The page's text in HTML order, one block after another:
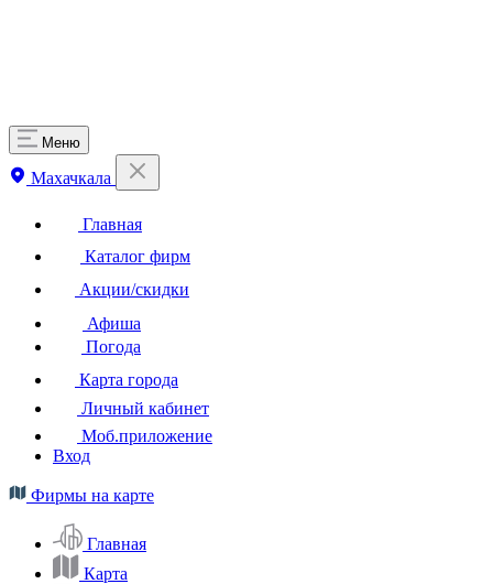
Меню
Махачкала
Главная
Каталог фирм
Акции/скидки
Афиша
Погода
Карта города
Личный кабинет
Моб.приложение
Вход
Фирмы на карте
Главная
Карта